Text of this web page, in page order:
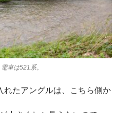
車は521系。
れたアングルは、こちら側か